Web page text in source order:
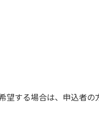
する場合は、申込者の